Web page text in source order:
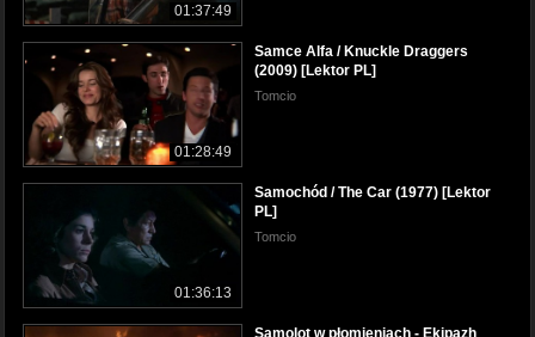
01:37:49
01:28:49
Samce Alfa / Knuckle Draggers
(2009) [Lektor PL]
Tomcio
01:36:13
Samochód / The Car (1977) [Lektor
PL]
Tomcio
Samolot w płomieniach - Ekipazh